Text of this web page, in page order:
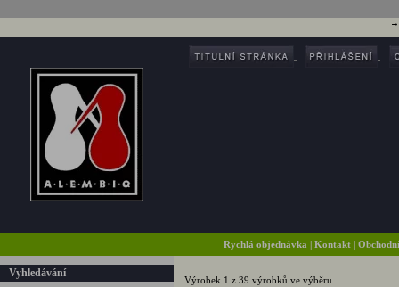
Rychlá objednávka |Kontakt |
Vyhledávání
Výrobek 1 z 39 výrobků ve výběru